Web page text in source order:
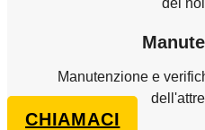
del
Manutenzione e
CHIAMACI